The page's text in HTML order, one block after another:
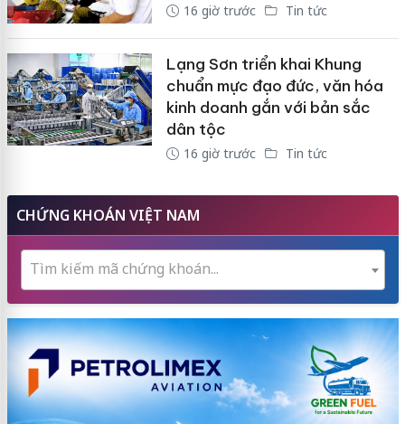
16 giờ trước Tin tức
Lạng Sơn triển khai Khung
chuẩn mực đạo đức, văn hóa
kinh doanh gắn với bản sắc
dân tộc
16 giờ trước Tin tức
CHỨNG KHOÁN VIỆT NAM
Tìm kiếm mã chứng khoán...